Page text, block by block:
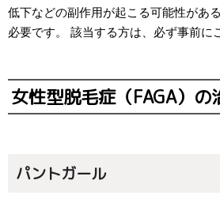
低下などの副作用が起こる可能性があ
必要です。 該当する方は、必ず事前に
女性型脱毛症（FAGA）の
パントガール